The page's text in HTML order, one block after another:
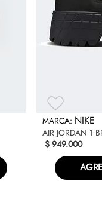
NIKE
AIR JORDAN 1
$ 949.000